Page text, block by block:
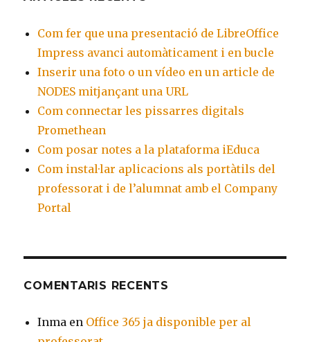
Com fer que una presentació de LibreOffice
Impress avanci automàticament i en bucle
Inserir una foto o un vídeo en un article de
NODES mitjançant una URL
Com connectar les pissarres digitals
Promethean
Com posar notes a la plataforma iEduca
Com instal·lar aplicacions als portàtils del
professorat i de l’alumnat amb el Company
Portal
COMENTARIS RECENTS
Inma en Office 365 ja disponible per al